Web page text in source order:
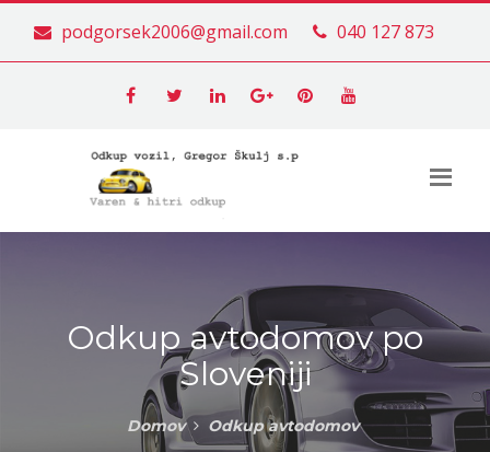
podgorsek2006@gmail.com 040 127 873
Odkup avtodomov po
Sloveniji
Domov Odkup avtodomov